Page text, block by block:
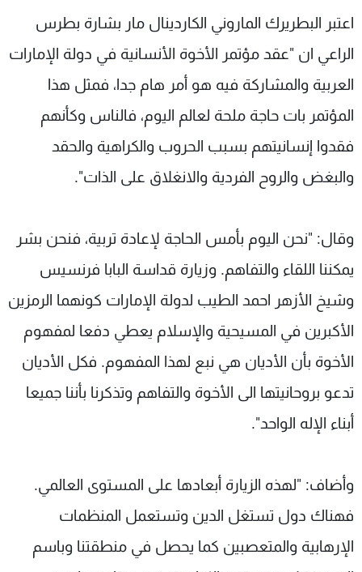
اعتبر البطريرك الماروني الكاردينال مار بشارة بطرس
الراعي ان "عقد مؤتمر الأخوة الأنسانية في دولة الإمارات
العربية والمشاركة فيه هو أمر هام جدا، فمثل هذا
المؤتمر بات حاجة ملحة لعالم اليوم، فالناس وكأنهم
فقدوا إنسانيتهم بسبب الحروب والكراهية والحقد
والبغض والروح الفردية والانغلاق على الذات".
وقال: "نحن اليوم بأمس الحاجة لإعادة تربية، فنحن بشر
يمكننا اللقاء والتفاهم. وزيارة قداسة البابا فرنسيس
وشيخ الأزهر احمد الطيب لدولة الإمارات كونهما الرمزين
الأكبرين في المسيحية والإسلام يعطي دفعا لمفهوم
الأخوة بأن الأديان هي نبع لهذا المفهوم. فكل الأديان
تدعو بروحانيتها الى الأخوة والتفاهم وتذكرنا بأننا جميعا
أبناء الإله الواحد".
وأضاف: "لهذه الزيارة أبعادها على المستوى العالمي.
فهناك دول تستغل الدين وتستعمل المنظمات
الإرهابية والمتعصبين كما يحصل في منطقتنا وباسم
شاهد البرامج
عن MTV
الإنـتـاج
لاعلاناتكم
وظائف
تواصل معنا
شروط الإسـتخدام
سياسة الخصوصية